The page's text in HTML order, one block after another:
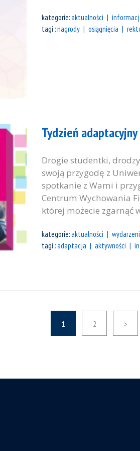
kategorie:aktualności
tagi :nagrody osiągnięcia
Tydzień adaptacyjny
Drogie studentki,
swoją przygodę z
spotkanie z Wami i
Centrum Wychowania
której możecie zgarnąć
kategorie:aktualności
tagi :adaptacja aktywności
1 2 >